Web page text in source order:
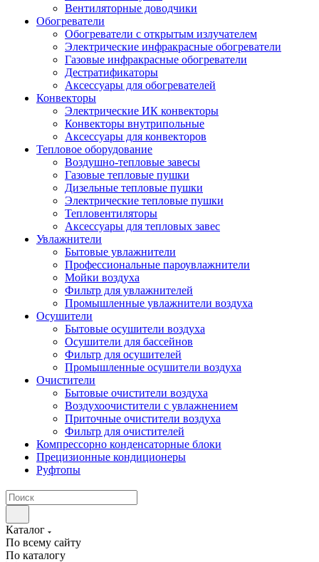
Вентиляторные доводчики
Обогреватели
Обогреватели с открытым излучателем
Электрические инфракрасные обогреватели
Газовые инфракрасные обогреватели
Дестратификаторы
Аксессуары для обогревателей
Конвекторы
Электрические ИК конвекторы
Конвекторы внутрипольные
Аксессуары для конвекторов
Тепловое оборудование
Воздушно-тепловые завесы
Газовые тепловые пушки
Дизельные тепловые пушки
Электрические тепловые пушки
Тепловентиляторы
Аксессуары для тепловых завес
Увлажнители
Бытовые увлажнители
Профессиональные пароувлажнители
Мойки воздуха
Фильтр для увлажнителей
Промышленные увлажнители воздуха
Осушители
Бытовые осушители воздуха
Осушители для бассейнов
Фильтр для осушителей
Промышленные осушители воздуха
Очистители
Бытовые очистители воздуха
Воздухоочистители с увлажнением
Приточные очистители воздуха
Фильтр для очистителей
Компрессорно конденсаторные блоки
Прецизионные кондиционеры
Руфтопы
Каталог
По всему сайту
По каталогу